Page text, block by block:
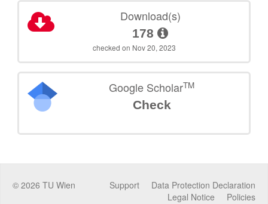
Download(s)
178
checked on Nov 20, 2023
Google ScholarTM
Check
© 2026 TU Wien Data Protection Declaration
Support
Policies
Legal Notice